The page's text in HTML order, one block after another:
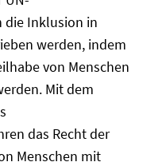
die Inklusion in
werden, indem
von Menschen
Mit dem
das Recht der
Menschen mit